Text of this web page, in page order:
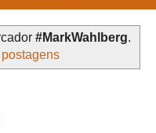
#MarkWahlberg.